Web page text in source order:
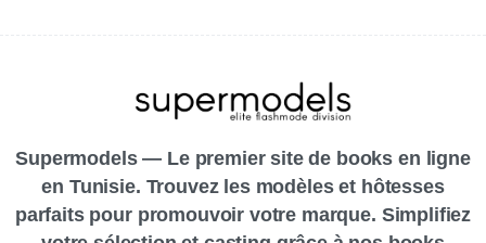
Supermodels — Le premier site de books en ligne
en Tunisie. Trouvez les modèles et hôtesses
parfaits pour promouvoir votre marque. Simplifiez